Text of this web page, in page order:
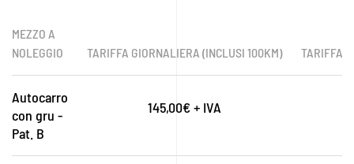
MEZZO A
NOLEGGIO
TARIFFA GIORNALIERA (INCLUSI 100KM) TARIFFA
Autocarro
con gru -
Pat. B
145,00€ + IVA